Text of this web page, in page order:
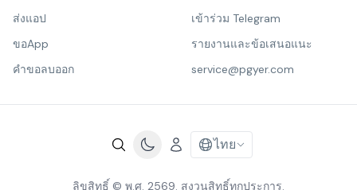
ส่งแอป
ขอApp
คำขอลบออก
เข้าร่วม Telegram
รายงานและข้อเสนอแนะ
service@pgyer.com
ไทย
ลิขสิทธิ์ © พ.ศ. 2569. สงวนสิทธิ์ทุกประการ.